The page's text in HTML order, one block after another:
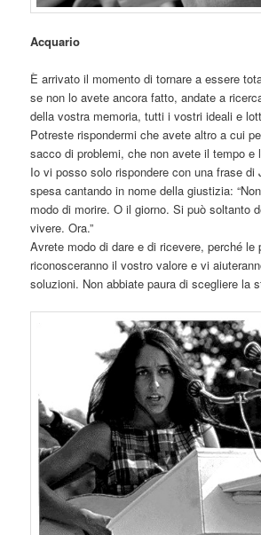
Acquario
È arrivato il momento di tornare a essere
se non lo avete ancora fatto, andate a
della vostra memoria, tutti i vostri ideali e
Potreste rispondermi che avete altro a cui
sacco di problemi, che non avete il tempo e
Io vi posso solo rispondere con una frase di
spesa cantando in nome della giustizia: “Non
modo di morire. O il giorno. Si può soltanto
vivere. Ora.”
Avrete modo di dare e di ricevere, perché le
riconosceranno il vostro valore e vi
soluzioni. Non abbiate paura di scegliere la